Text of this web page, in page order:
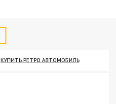
КУПИТЬ РЕТРО АВТОМОБИЛЬ